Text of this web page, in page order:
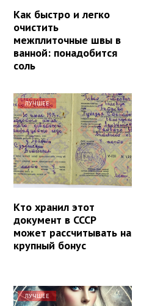
Как быстро и легко
очистить
межплиточные швы в
ванной: понадобится
соль
ЛУЧШЕЕ
Кто хранил этот
документ в СССР
может рассчитывать на
крупный бонус
ЛУЧШЕЕ